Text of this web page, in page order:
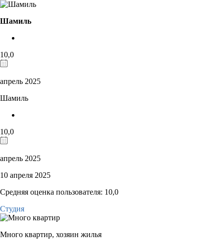
Шамиль
10,0
апрель 2025
Шамиль
10,0
апрель 2025
10 апреля 2025
Средняя оценка пользователя: 10,0
Студия
Много квартир, хозяин жилья